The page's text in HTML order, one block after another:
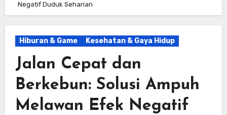
Negatif Duduk Seharian
Hiburan & Game Kesehatan & Gaya Hidup
Jalan Cepat dan
Berkebun: Solusi Ampuh
Melawan Efek Negatif